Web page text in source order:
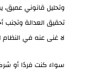
وتحليل قانوني
تحقيق العدالة وتجنب
لا غنى عنه في النظام
سواء كنت فردًا أو